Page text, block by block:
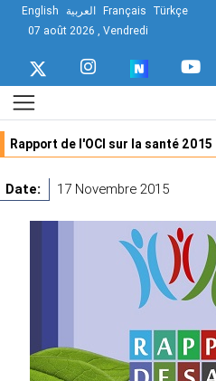
English العربية Français Türkçe
07 août 2026 , Vendredi
Rapport de l'OCI sur la santé 2015
Date: 17 Novembre 2015